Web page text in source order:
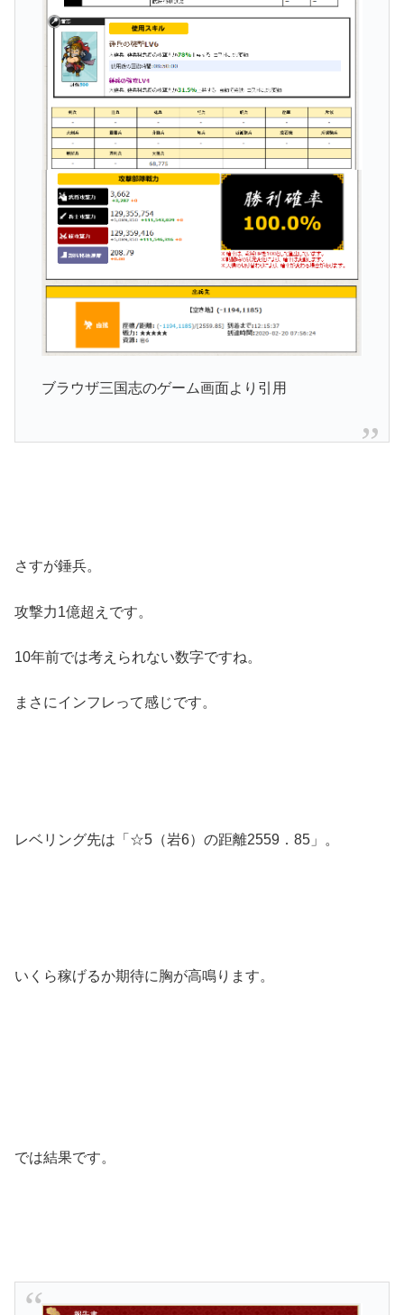
ブラウザ三国志のゲーム画面より引用
さすが錘兵。
攻撃力1億超えです。
10年前では考えられない数字ですね。
まさにインフレって感じです。
レベリング先は「☆5（岩6）の距離2559．85」。
いくら稼げるか期待に胸が高鳴ります。
では結果です。